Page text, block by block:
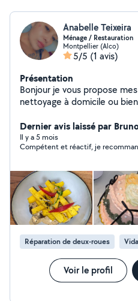
Anabelle Teixeira
Ménage / Restauration
Montpellier (Alco)
5/5 (1 avis)
Présentation
Bonjour je vous propose
nettoyage à domicile ou
restauration , je peut faire le
pour tous événement ,
commande ect..
Dernier avis laissé par
Il y a 5 mois
Compétent et réactif, je
Réparation de deux-roues
Voir le profil